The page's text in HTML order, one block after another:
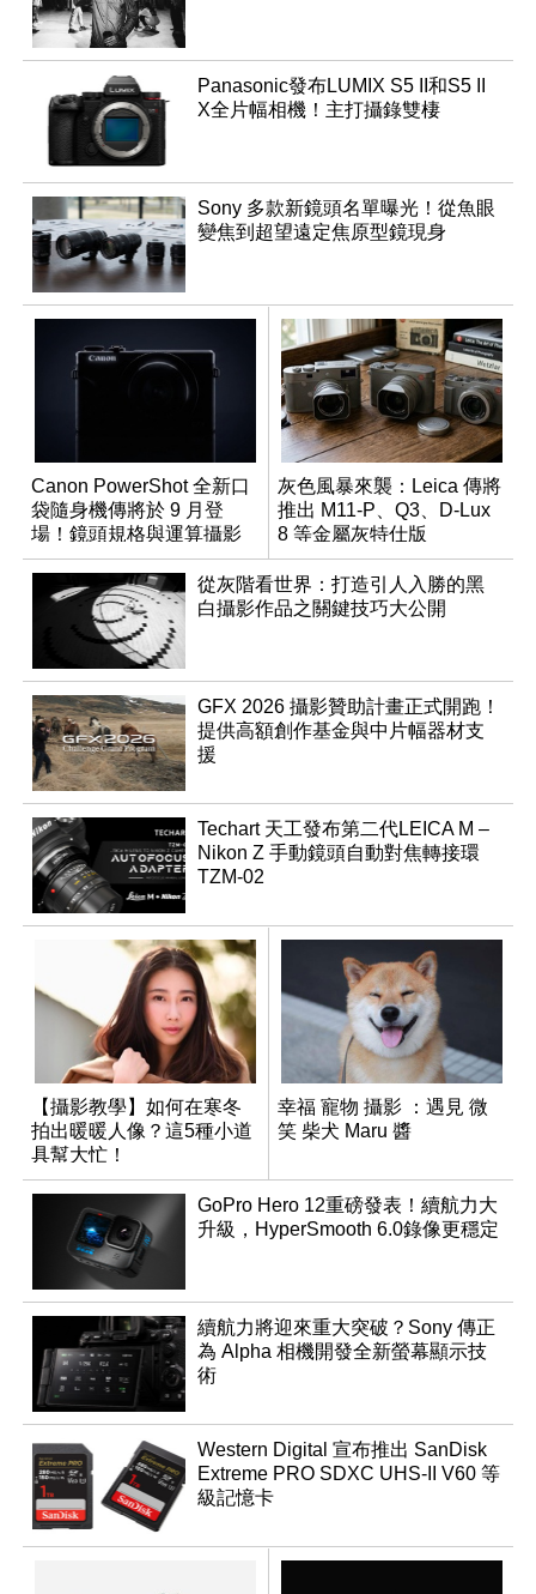
Panasonic發布LUMIX S5 II和S5 II
X全片幅相機！主打攝錄雙棲
Sony 多款新鏡頭名單曝光！從魚眼
變焦到超望遠定焦原型鏡現身
Canon PowerShot 全新口
袋隨身機傳將於 9 月登
場！鏡頭規格與運算攝影
升級成為焦點
灰色風暴來襲：Leica 傳將
推出 M11-P、Q3、D-Lux
8 等金屬灰特仕版
從灰階看世界：打造引人入勝的黑
白攝影作品之關鍵技巧大公開
GFX 2026 攝影贊助計畫正式開跑！
提供高額創作基金與中片幅器材支
援
Techart 天工發布第二代LEICA M –
Nikon Z 手動鏡頭自動對焦轉接環
TZM-02
【攝影教學】如何在寒冬
拍出暖暖人像？這5種小道
具幫大忙！
幸福 寵物 攝影 ：遇見 微
笑 柴犬 Maru 醬
GoPro Hero 12重磅發表！續航力大
升級，HyperSmooth 6.0錄像更穩定
續航力將迎來重大突破？Sony 傳正
為 Alpha 相機開發全新螢幕顯示技
術
Western Digital 宣布推出 SanDisk
Extreme PRO SDXC UHS-II V60 等
級記憶卡